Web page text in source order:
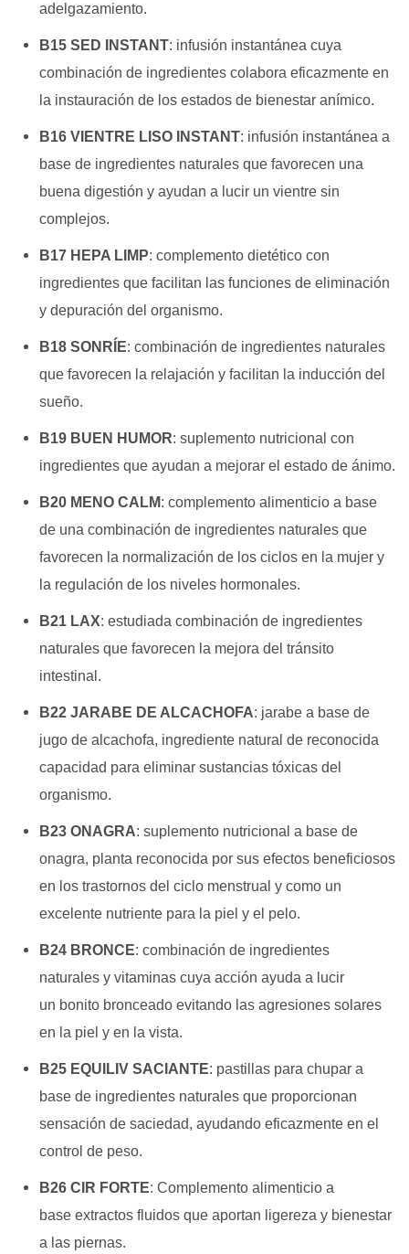
adelgazamiento.
B15 SED INSTANT: infusión instantánea cuya
combinación de ingredientes colabora eficazmente en
la instauración de los estados de bienestar anímico.
B16 VIENTRE LISO INSTANT: infusión instantánea a
base de ingredientes naturales que favorecen una
buena digestión yayudan a lucir un vientre sin
complejos.
B17 HEPA LIMP:complemento dietético con
ingredientes que facilitan las funcionesde eliminación
y depuración del organismo.
B18 SONRÍE:combinación de ingredientes naturales
quefavorecen la relajación y facilitan la inducción del
sueño.
B19 BUEN HUMOR: suplemento nutricional con
ingredientes que ayudan a mejorar el estado de ánimo.
B20 MENO CALM:complemento alimenticio a base
de una combinación de ingredientes naturales que
favorecen la normalización de los ciclos en la mujer y
la regulación de los niveles hormonales.
B21 LAX:estudiada combinación de ingredientes
naturales quefavorecen la mejora del tránsito
intestinal.
B22 JARABE DE ALCACHOFA: jarabe a base de
jugo de alcachofa, ingrediente natural de reconocida
capacidad para eliminarsustancias tóxicas del
organismo.
B23 ONAGRA:suplemento nutricional a base de
onagra, planta reconocida por sus efectos beneficiosos
en lostrastornos del ciclo menstrual y como un
excelente nutriente para la piel y el pelo.
B24 BRONCE: combinación de ingredientes
naturalesy vitaminas cuya acción ayuda a lucir
un bonito bronceado evitando las agresionessolares
en la piel y en la vista.
B25 EQUILIV SACIANTE: pastillas para chupar a
base de ingredientes naturales que proporcionan
sensación de saciedad,ayudando eficazmente en el
control de peso.
B26 CIR FORTE: Complemento alimenticio a
baseextractos fluidos que aportan ligereza y bienestar
a las piernas.